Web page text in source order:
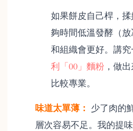
如果餅皮自己桿，
夠時間低溫發酵（
和組織會更好。講
利「00」麵粉 ，做
比較專業。
味道太單薄： 少了肉的
層次容易不足。我的提味